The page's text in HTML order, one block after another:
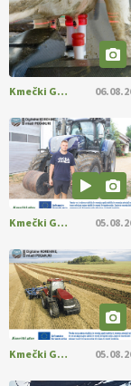
[EKOloško =
ampak tudi način
@EUAgri #imcap
[EKOloško =
prilagojene sorte
https://t.co/
https://t.co/PAL0zlhVia
[EKOloško =
aronije
v dobrem
podjetniško
#IMCAP #CAP
Kmečki Glas
Kmečki Glas
Kmečki Glas